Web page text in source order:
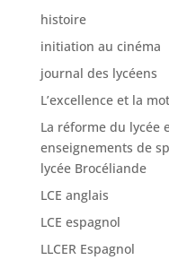
histoire
initiation au cinéma
journal des lycéens
L’excellence et la
La réforme du lycée
enseignements de
lycée Brocéliande
LCE anglais
LCE espagnol
LLCER Espagnol